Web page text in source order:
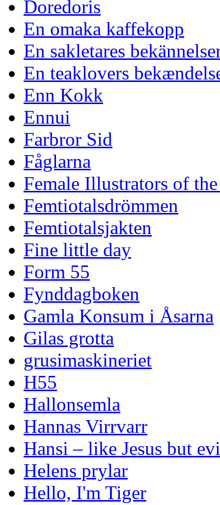
Doredoris
En omaka kaffekopp
En sakletares
En teaklovers
Enn Kokk
Ennui
Farbror Sid
Fåglarna
Female Illustrators of
Femtiotalsdrömmen
Femtiotalsjakten
Fine little day
Form 55
Fynddagboken
Gamla Konsum i Åsarna
Gilas grotta
grusimaskineriet
H55
Hallonsemla
Hannas Virrvarr
Hansi – like Jesus but
Helens prylar
Hello, I'm Tiger